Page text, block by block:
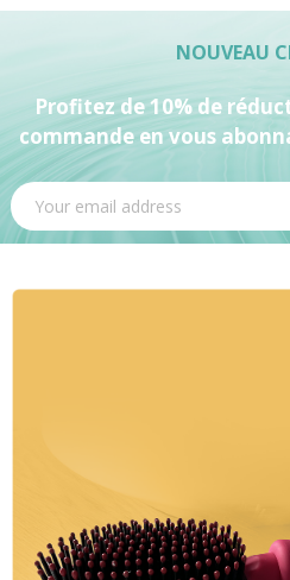
NOUVEAU
Profitez de 10% de
commande en vous